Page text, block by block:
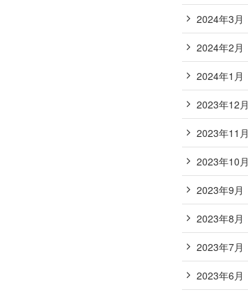
2024年3月
2024年2月
2024年1月
2023年12月
2023年11月
2023年10月
2023年9月
2023年8月
2023年7月
2023年6月